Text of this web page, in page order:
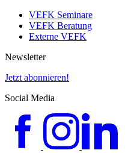
VEFK Seminare
VEFK Beratung
Externe VEFK
Newsletter
Jetzt abonnieren!
Social Media